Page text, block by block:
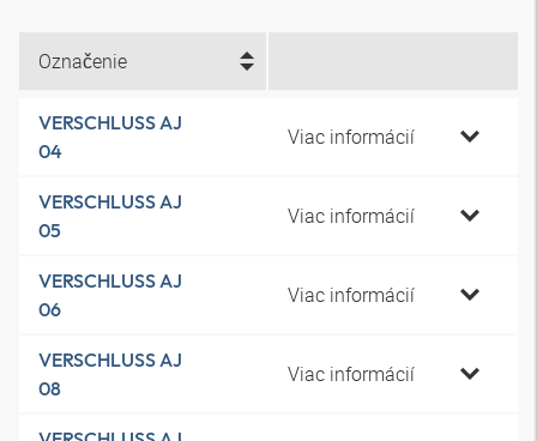
Označenie
VERSCHLUSS AJ
04
Viac informácií
VERSCHLUSS AJ
05
Viac informácií
VERSCHLUSS AJ
06
Viac informácií
VERSCHLUSS AJ
08
Viac informácií